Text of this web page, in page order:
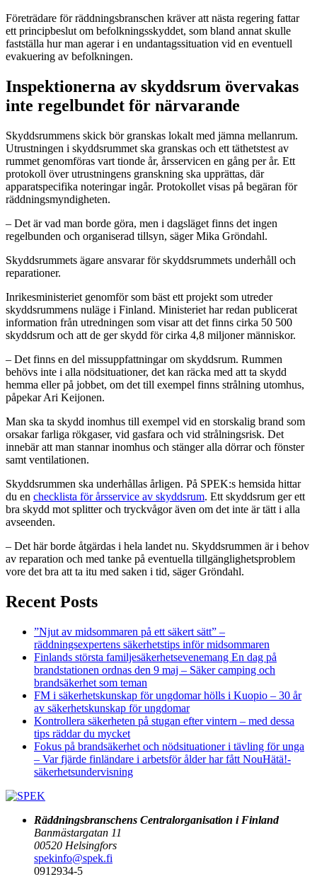
Företrädare för räddningsbranschen kräver att nästa regering fattar
ett principbeslut om befolkningsskyddet, som bland annat skulle
fastställa hur man agerar i en undantagssituation vid en eventuell
evakuering av befolkningen.
Inspektionerna av skyddsrum övervakas
inte regelbundet för närvarande
Skyddsrummens skick bör granskas lokalt med jämna mellanrum.
Utrustningen i skyddsrummet ska granskas och ett täthetstest av
rummet genomföras vart tionde år, årsservicen en gång per år. Ett
protokoll över utrustningens granskning ska upprättas, där
apparatspecifika noteringar ingår. Protokollet visas på begäran för
räddningsmyndigheten.
– Det är vad man borde göra, men i dagsläget finns det ingen
regelbunden och organiserad tillsyn, säger Mika Gröndahl.
Skyddsrummets ägare ansvarar för skyddsrummets underhåll och
reparationer.
Inrikesministeriet genomför som bäst ett projekt som utreder
skyddsrummens nuläge i Finland. Ministeriet har redan publicerat
information från utredningen som visar att det finns cirka 50 500
skyddsrum och att de ger skydd för cirka 4,8 miljoner människor.
– Det finns en del missuppfattningar om skyddsrum. Rummen
behövs inte i alla nödsituationer, det kan räcka med att ta skydd
hemma eller på jobbet, om det till exempel finns strålning utomhus,
påpekar Ari Keijonen.
Man ska ta skydd inomhus till exempel vid en storskalig brand som
orsakar farliga rökgaser, vid gasfara och vid strålningsrisk. Det
innebär att man stannar inomhus och stänger alla dörrar och fönster
samt ventilationen.
Skyddsrummen ska underhållas årligen. På SPEK:s hemsida hittar
du en checklista för årsservice av skyddsrum. Ett skyddsrum ger ett
bra skydd mot splitter och tryckvågor även om det inte är tätt i alla
avseenden.
– Det här borde åtgärdas i hela landet nu. Skyddsrummen är i behov
av reparation och med tanke på eventuella tillgänglighetsproblem
vore det bra att ta itu med saken i tid, säger Gröndahl.
Recent Posts
”Njut av midsommaren på ett säkert sätt” –
räddningsexpertens säkerhetstips inför midsommaren
Finlands största familjesäkerhetsevenemang En dag på
brandstationen ordnas den 9 maj – Säker camping och
brandsäkerhet som teman
FM i säkerhetskunskap för ungdomar hölls i Kuopio – 30 år
av säkerhetskunskap för ungdomar
Kontrollera säkerheten på stugan efter vintern – med dessa
tips räddar du mycket
Fokus på brandsäkerhet och nödsituationer i tävling för unga
– Var fjärde finländare i arbetsför ålder har fått NouHätä!-
säkerhetsundervisning
Räddningsbranschens Centralorganisation i Finland
Banmästargatan 11
00520 Helsingfors
spekinfo@spek.fi
0912934-5